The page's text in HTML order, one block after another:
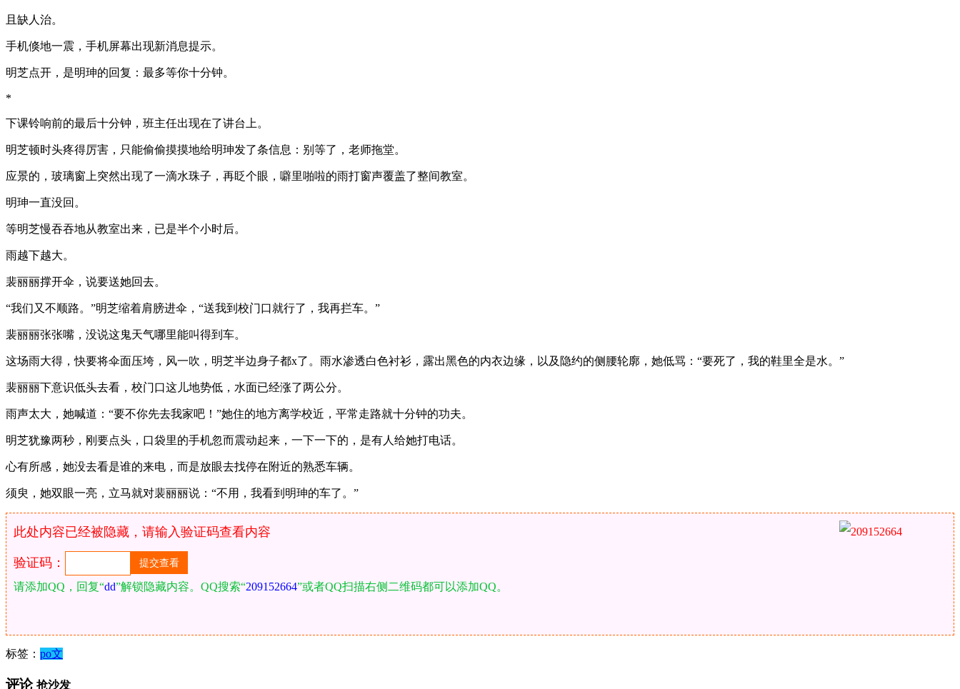
且缺人治。
手机倏地一震，手机屏幕出现新消息提示。
明芝点开，是明珅的回复：最多等你十分钟。
*
下课铃响前的最后十分钟，班主任出现在了讲台上。
明芝顿时头疼得厉害，只能偷偷摸摸地给明珅发了条信息：别等了，老师拖堂。
应景的，玻璃窗上突然出现了一滴水珠子，再眨个眼，噼里啪啦的雨打窗声覆盖了整间教室。
明珅一直没回。
等明芝慢吞吞地从教室出来，已是半个小时后。
雨越下越大。
裴丽丽撑开伞，说要送她回去。
“我们又不顺路。”明芝缩着肩膀进伞，“送我到校门口就行了，我再拦车。”
裴丽丽张张嘴，没说这鬼天气哪里能叫得到车。
这场雨大得，快要将伞面压垮，风一吹，明芝半边身子都x了。雨水渗透白色衬衫，露出黑色的内衣边缘，以及隐约的侧腰轮廓，她低骂：“要死了，我的鞋里全是水。”
裴丽丽下意识低头去看，校门口这儿地势低，水面已经涨了两公分。
雨声太大，她喊道：“要不你先去我家吧！”她住的地方离学校近，平常走路就十分钟的功夫。
明芝犹豫两秒，刚要点头，口袋里的手机忽而震动起来，一下一下的，是有人给她打电话。
心有所感，她没去看是谁的来电，而是放眼去找停在附近的熟悉车辆。
须臾，她双眼一亮，立马就对裴丽丽说：“不用，我看到明珅的车了。”
此处内容已经被隐藏，请输入验证码查看内容
验证码：
请添加QQ，回复“dd”解锁隐藏内容。QQ搜索“209152664”或者QQ扫描右侧二维码都可以添加QQ。
标签： po文
评论 抢沙发